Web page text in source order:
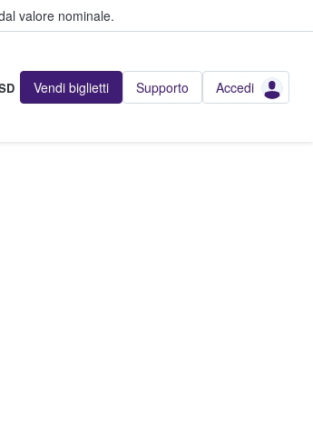
valore nominale.
Vendi biglietti Supporto Accedi